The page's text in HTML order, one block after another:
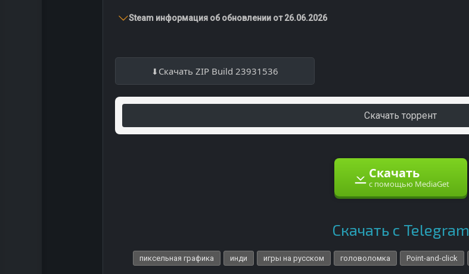
Steam информация об обновлении от 26.06.2026
Скачать ZIP Build 23931536
Скачать торрент
Скачать
с помощью MediaGet
Скачать с Telegram
пиксельная графика инди игры на русском головоломка Point-and-click